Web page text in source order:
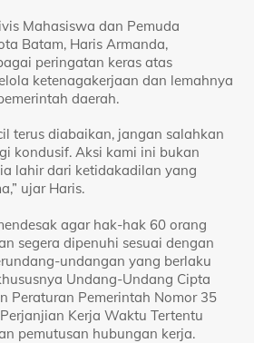
Mahasiswa dan Pemuda
Batam, Haris Armanda,
peringatan keras atas
ketenagakerjaan dan lemahnya
daerah.
terus diabaikan, jangan salahkan
kondusif. Aksi kami ini bukan
lahir dari ketidakadilan yang
ujar Haris.
agar hak-hak 60 orang
segera dipenuhi sesuai dengan
undangan yang berlaku
Undang-Undang Cipta
Peraturan Pemerintah Nomor 35
Kerja Waktu Tertentu
pemutusan hubungan kerja.